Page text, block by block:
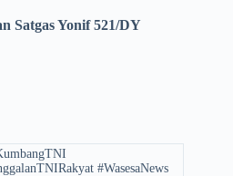
Satgas Yonif 521/DY
#WasesaNews